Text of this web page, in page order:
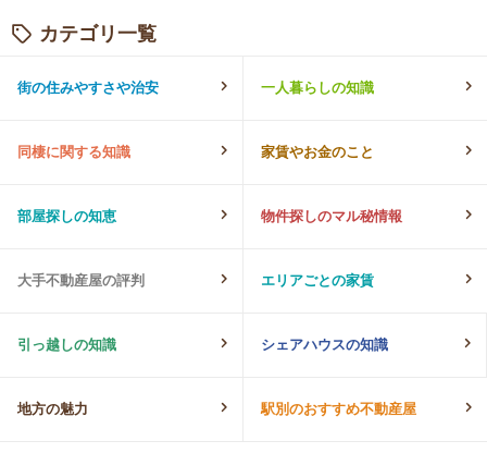
カテゴリ一覧
街の住みやすさや治安 一人暮らしの知識
同棲に関する知識 家賃やお金のこと
部屋探しの知恵 物件探しのマル秘情報
大手不動産屋の評判 エリアごとの家賃
引っ越しの知識 シェアハウスの知識
地方の魅力 駅別のおすすめ不動産屋